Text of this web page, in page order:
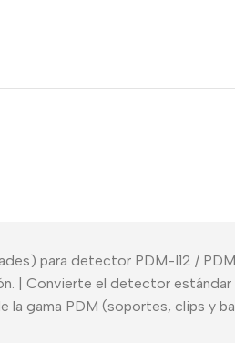
para detector PDM-I12 /
| Convierte el detector
la gama PDM (soportes, clips y